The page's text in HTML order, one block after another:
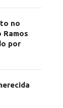
no
por